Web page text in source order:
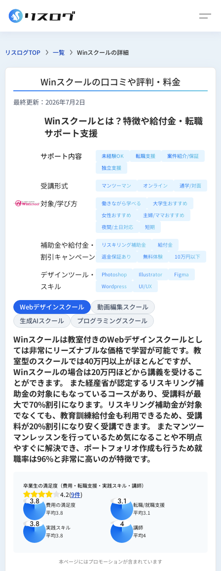
リスログTOP 一覧 Winスクールの詳細
Winスクールの口コミや評判・料金
最終更新：2026年7月2日
Winスクールとは？特徴や給付金・転職
サポート支援
サポート内容 未経験OK 転職支援
案件紹介/保証
独立支援
受講形式 マンツーマン オンライン 通学/対面
対象/学び方 働きながら学べる
大学生おすすめ
女性おすすめ
主婦/ママおすすめ
夜間/土日対応
短期
補助金や給付金・
割引キャンペーン
リスキリング補助金
給付金
返金保証あり
無料体験 10万円以下
デザインツール・
スキル
Photoshop Illustrator
Figma
Wordpress
UI/UX
Webデザインスクール
動画編集スクール
生成AIスクール
プログラミングスクール
Winスクールは教室付きのWebデザインスクールとし
ては非常にリーズナブルな価格で学習が可能です。教
室型のスクールでは40万円以上がほとんどですが、
Winスクールの場合は20万円ほどから講義を受けるこ
とができます。 また経産省が認定するリスキリング補
助金の対象にもなっているコースがあり、受講料が最
大で70%割引になります。リスキリング補助金が対象
でなくても、教育訓練給付金も利用できるため、受講
料が20%割引になり安く受講できます。 またマンツー
マンレッスンを行っているため気になることや不明点
やすぐに解決でき、ポートフォリオ作成も行うため就
職率は96%と非常に高いのが特徴です。
卒業生の満足度（費用・転職支援・実践スキル・講師）
4.2(9件)
3.8
費用の満足度
平均3.8
3.1
転職/就職支援
平均3.1
3.8
実践スキル
平均3.8
4
講師
平均4
本ページにはプロモーションが含まれています